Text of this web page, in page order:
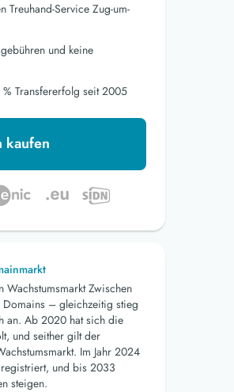
Treuhand-Service Zug-um-
und keine
Transfererfolg seit 2005
kaufen
Wachstumsmarkt Zwischen
– gleichzeitig stieg
an. Ab 2020 hat sich die
und seither gilt der
Im Jahr 2024
und bis 2033
steigen.